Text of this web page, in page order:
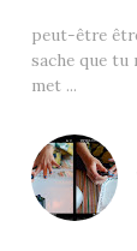
peut-être
sache que tu
met ...